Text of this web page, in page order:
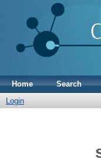
Home Search
Login